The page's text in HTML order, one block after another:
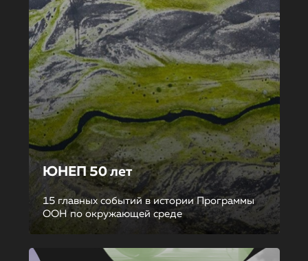
ЮНЕП 50 лет
15 главных событий в истории Программы
ООН по окружающей среде